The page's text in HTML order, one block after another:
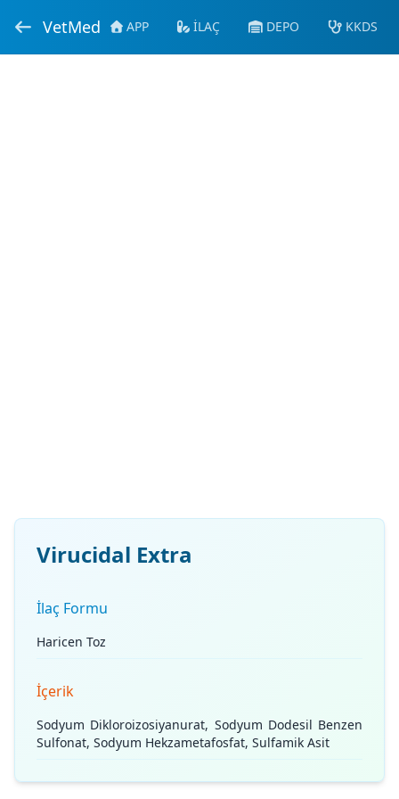
VetMed APP İLAÇ DEPO KKDS
Virucidal Extra
İlaç Formu
Haricen Toz
İçerik
Sodyum Dikloroizosiyanurat, Sodyum Dodesil Benzen
Sulfonat, Sodyum Hekzametafosfat, Sulfamik Asit